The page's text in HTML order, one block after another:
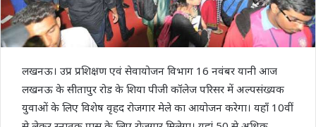
लखनऊ। उप्र प्रशिक्षण एवं सेवायोजन विभाग 16 नवंबर यानी आज
लखनऊ के सीतापुर रोड के शिया पीजी कॉलेज परिसर में अल्पसंख्यक
युवाओं के लिए विशेष वृहद रोजगार मेले का आयोजन करेगा। यहाँ 10वीं